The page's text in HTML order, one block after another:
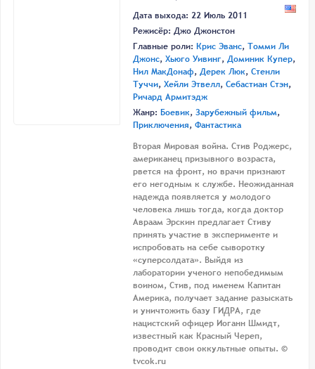
Дата выхода: 22 Июль 2011
Режисёр: Джо Джонстон
Главные роли: Крис Эванс, Томми Ли
Джонс, Хьюго Уивинг, Доминик Купер,
Нил МакДонаф, Дерек Люк, Стенли
Туччи, Хейли Этвелл, Себастиан Стэн,
Ричард Армитэдж
Жанр: Боевик, Зарубежный фильм,
Приключения, Фантастика
Вторая Мировая война. Стив Роджерс,
американец призывного возраста,
рвется на фронт, но врачи признают
его негодным к службе. Неожиданная
надежда появляется у молодого
человека лишь тогда, когда доктор
Авраам Эрскин предлагает Стиву
принять участие в эксперименте и
испробовать на себе сыворотку
«суперсолдата». Выйдя из
лаборатории ученого непобедимым
воином, Стив, под именем Капитан
Америка, получает задание разыскать
и уничтожить базу ГИДРА, где
нацистский офицер Иоганн Шмидт,
известный как Красный Череп,
проводит свои оккультные опыты. ©
tvcok.ru